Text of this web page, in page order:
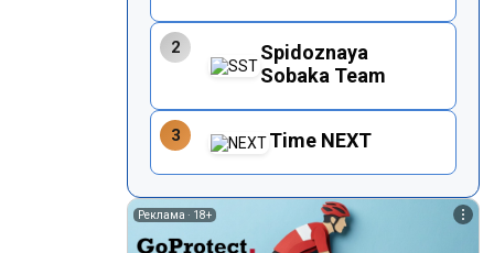
2
Spidoznaya
Sobaka Team
3 Time NEXT
Реклама · 18+